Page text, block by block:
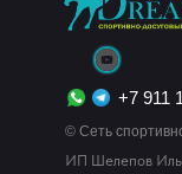
© Сеть
ИП Шелепов
+7 911